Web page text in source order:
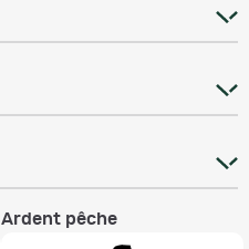
Ardent pêche